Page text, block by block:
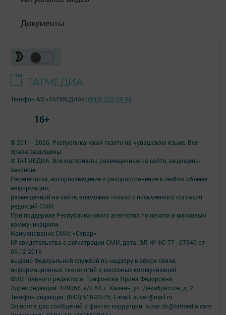
Документы
© 2011 - 2026. Республиканская газета на чувашском языке. Все
права защищены.
© ТАТМЕДИА. Все материалы, размещенные на сайте, защищены
законом.
Перепечатка, воспроизведение и распространение в любом объеме
информации,
размещенной на сайте, возможна только с письменного согласия
редакций СМИ.
При поддержке Республиканского агентства по печати и массовым
коммуникациям.
Наименование СМИ: «Сувар»
№ свидетельства о регистрации СМИ, дата: ЭЛ № ФС 77 - 67940 от
06.12.2016
выдано Федеральной службой по надзору в сфере связи,
информационных технологий и массовых коммуникаций
ФИО главного редактора: Трифонова Ирина Федоровна
Адрес редакции: 420066, а/я 64, г. Казань, ул. Декабристов, д. 2
Телефон редакции: (843) 518-33-75; E-mail: suvar@mail.ru
Эл.почта для сообщений о фактах коррупции: suvar.dir@tatmedia.com
Телефон АО «ТАТМЕДИА»: (843) 222 09 84
16+